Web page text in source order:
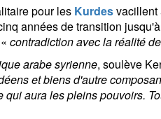
pour les Kurdesvacillent
années de transition
contradiction avec la réalité
arabe syrienne, soulève
et biens d'autre
aura les pleins pouvoirs.